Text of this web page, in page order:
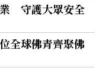
守護大眾安全
全球佛青齊聚佛